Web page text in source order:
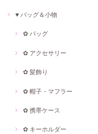
♥ バッグ＆小物
✿ バッグ
✿ アクセサリー
✿ 髪飾り
✿ 帽子・マフラー
✿ 携帯ケース
✿ キーホルダー